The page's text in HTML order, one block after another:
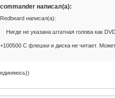
commander написал(а):
Redbeard написал(а):
Нигде не указана штатная голова как
+100500 С флешки и диска не читает.